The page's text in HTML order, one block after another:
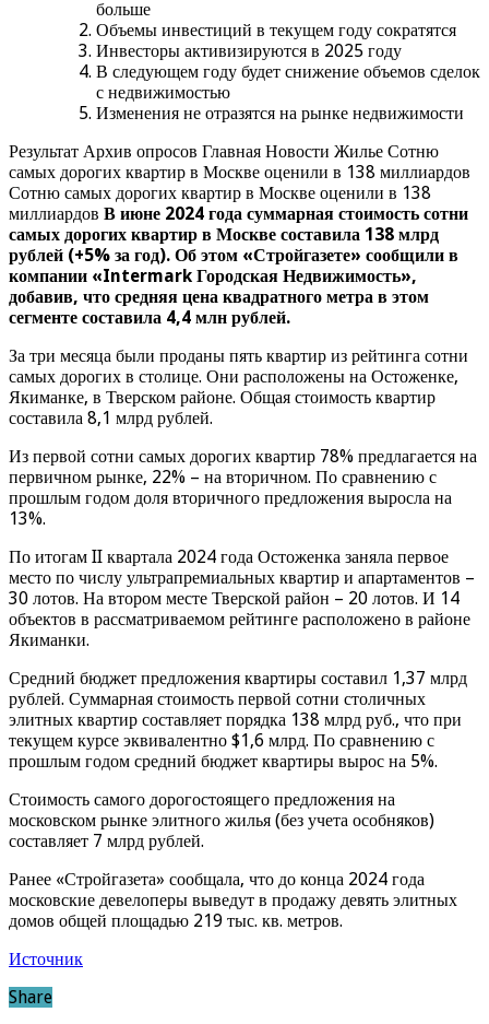
больше
Объемы инвестиций в текущем году сократятся
Инвесторы активизируются в 2025 году
В следующем году будет снижение объемов сделок
с недвижимостью
Изменения не отразятся на рынке недвижимости
Результат Архив опросов Главная Новости Жилье Сотню
самых дорогих квартир в Москве оценили в 138 миллиардов
Сотню самых дорогих квартир в Москве оценили в 138
миллиардов В июне 2024 года суммарная стоимость сотни
самых дорогих квартир в Москве составила 138 млрд
рублей (+5% за год). Об этом «Стройгазете» сообщили в
компании «Intermark Городская Недвижимость»,
добавив, что средняя цена квадратного метра в этом
сегменте составила 4,4 млн рублей.
За три месяца были проданы пять квартир из рейтинга сотни
самых дорогих в столице. Они расположены на Остоженке,
Якиманке, в Тверском районе. Общая стоимость квартир
составила 8,1 млрд рублей.
Из первой сотни самых дорогих квартир 78% предлагается на
первичном рынке, 22% – на вторичном. По сравнению с
прошлым годом доля вторичного предложения выросла на
13%.
По итогам II квартала 2024 года Остоженка заняла первое
место по числу ультрапремиальных квартир и апартаментов –
30 лотов. На втором месте Тверской район – 20 лотов. И 14
объектов в рассматриваемом рейтинге расположено в районе
Якиманки.
Средний бюджет предложения квартиры составил 1,37 млрд
рублей. Суммарная стоимость первой сотни столичных
элитных квартир составляет порядка 138 млрд руб., что при
текущем курсе эквивалентно $1,6 млрд. По сравнению с
прошлым годом средний бюджет квартиры вырос на 5%.
Стоимость самого дорогостоящего предложения на
московском рынке элитного жилья (без учета особняков)
составляет 7 млрд рублей.
Ранее «Стройгазета» сообщала, что до конца 2024 года
московские девелоперы выведут в продажу девять элитных
домов общей площадью 219 тыс. кв. метров.
Источник
Share